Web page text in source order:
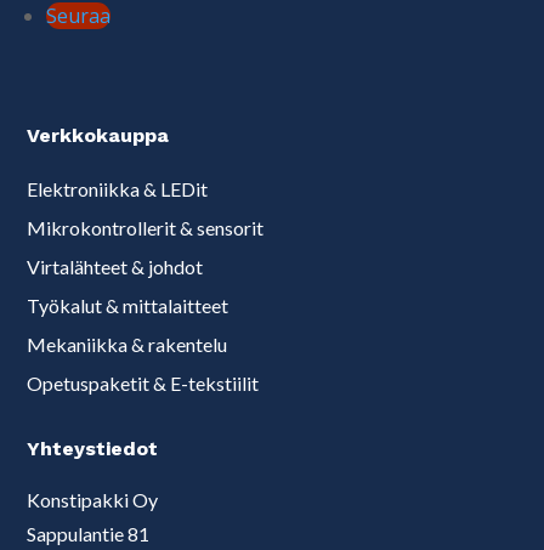
Seuraa
Verkkokauppa
Elektroniikka & LEDit
Mikrokontrollerit & sensorit
Virtalähteet & johdot
Työkalut & mittalaitteet
Mekaniikka & rakentelu
Opetuspaketit & E-tekstiilit
Yhteystiedot
Konstipakki Oy
Sappulantie 81